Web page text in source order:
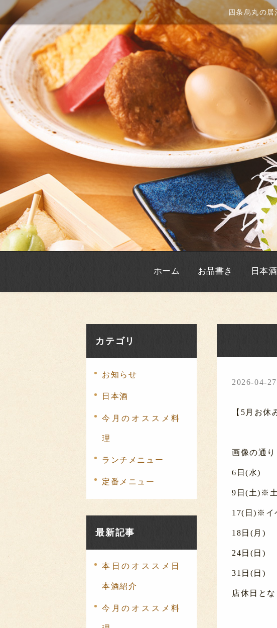
四条烏丸の
ホーム お品書き 日本酒
カテゴリ
お知らせ
日本酒
今月のオススメ料
理
ランチメニュー
定番メニュー
最新記事
本日のオススメ日
本酒紹介
今月のオススメ料
2026-04-
【5月お休
画像の通り
6日(水)
9日(土)※土
17(日)※イ
18日(月)
24日(日)
31日(日)
店休日とな